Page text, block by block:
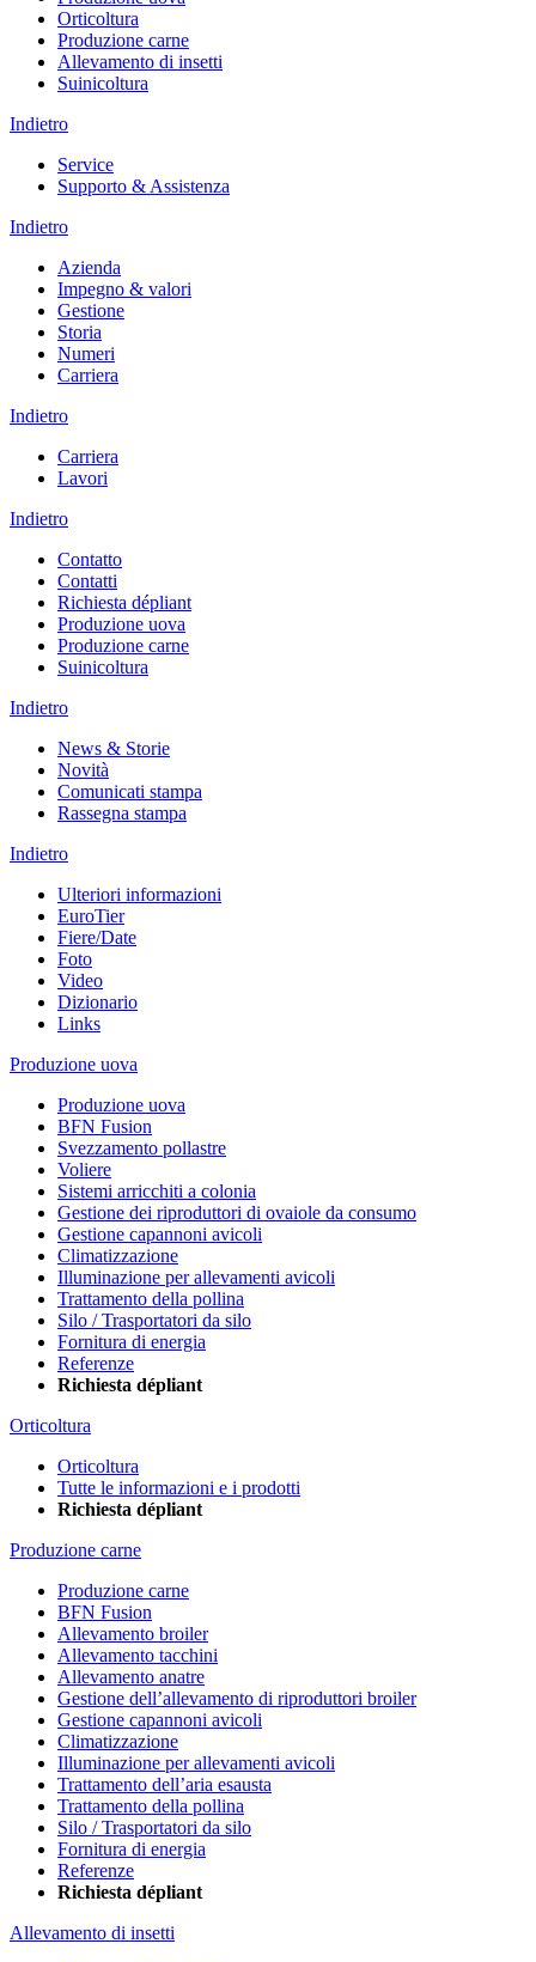
Orticoltura
Produzione carne
Allevamento di insetti
Suinicoltura
Indietro
Service
Supporto & Assistenza
Indietro
Azienda
Impegno & valori
Gestione
Storia
Numeri
Carriera
Indietro
Carriera
Lavori
Indietro
Contatto
Contatti
Richiesta dépliant
Produzione uova
Produzione carne
Suinicoltura
Indietro
News & Storie
Novità
Comunicati stampa
Rassegna stampa
Indietro
Ulteriori informazioni
EuroTier
Fiere/Date
Foto
Video
Dizionario
Links
Produzione uova
Produzione uova
BFN Fusion
Svezzamento pollastre
Voliere
Sistemi arricchiti a colonia
Gestione dei riproduttori di ovaiole da consumo
Gestione capannoni avicoli
Climatizzazione
Illuminazione per allevamenti avicoli
Trattamento della pollina
Silo / Trasportatori da silo
Fornitura di energia
Referenze
Richiesta dépliant
Orticoltura
Orticoltura
Tutte le informazioni e i prodotti
Richiesta dépliant
Produzione carne
Produzione carne
BFN Fusion
Allevamento broiler
Allevamento tacchini
Allevamento anatre
Gestione dell’allevamento di riproduttori broiler
Gestione capannoni avicoli
Climatizzazione
Illuminazione per allevamenti avicoli
Trattamento dell’aria esausta
Trattamento della pollina
Silo / Trasportatori da silo
Fornitura di energia
Referenze
Richiesta dépliant
Allevamento di insetti